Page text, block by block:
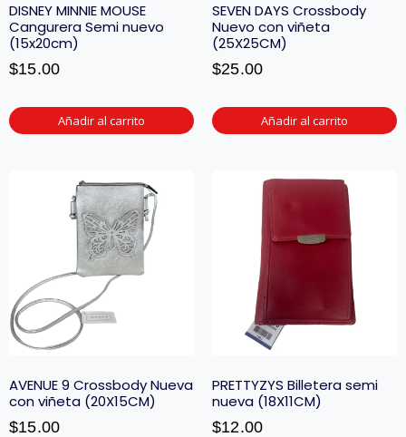
DISNEY MINNIE MOUSE
Cangurera Semi nuevo
(15x20cm)
$15.00
Añadir al carrito
SEVEN DAYS Crossbody
Nuevo con viñeta
(25X25CM)
$25.00
Añadir al carrito
AVENUE 9 Crossbody Nueva
con viñeta (20X15CM)
$15.00
PRETTYZYS Billetera semi
nueva (18X11CM)
$12.00